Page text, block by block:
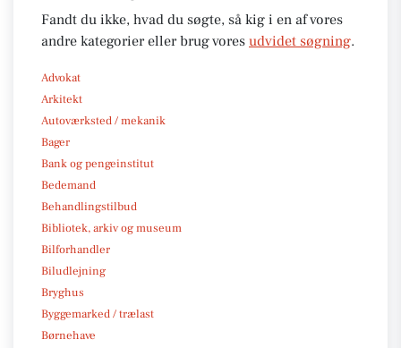
Fandt du ikke, hvad du søgte, så kig i en af vores
andre kategorier eller brug vores udvidet søgning.
Advokat
Arkitekt
Autoværksted / mekanik
Bager
Bank og pengeinstitut
Bedemand
Behandlingstilbud
Bibliotek, arkiv og museum
Bilforhandler
Biludlejning
Bryghus
Byggemarked / trælast
Børnehave